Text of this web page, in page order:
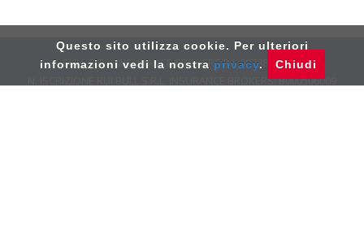
BULL S.R.L. INSURANCE BROKERS P.I. 08788890963
N. ISCRIZIONE RUI BULL S.R.L. INSURANCE ­­BROKERS: B000506009
Questo sito utilizza cookie. Per ulteriori
informazioni vedi la nostra privacy. Chiudi